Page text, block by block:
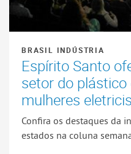
BRASIL INDÚSTRIA
Espírito Santo
setor do plástico
mulheres
Confira os destaques da
estados na coluna